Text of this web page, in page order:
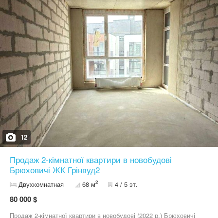
Наземний паркінг. Розвинена інфраструктура курортно-
рекреаційної зони Брюховичі. Благоустрій будинку — охайне
подвір’я. Є магазини, салони і кав'ярні. Місця для відпочинку та
паркування. Поблизу лісопаркова зона та озера. Телефонуйте,
або напишіть в повідомленні свій номер телефону і ми вам
передзвонимо.
12
Продаж 2-кімнатної квартири в новобудові
Брюховичі ЖК Грінвуд2
Двухкомнатная 68 м2 4 / 5 эт.
80 000 $
Продаж 2-кімнатної квартири в новобудові (2022 р.) Брюховичі